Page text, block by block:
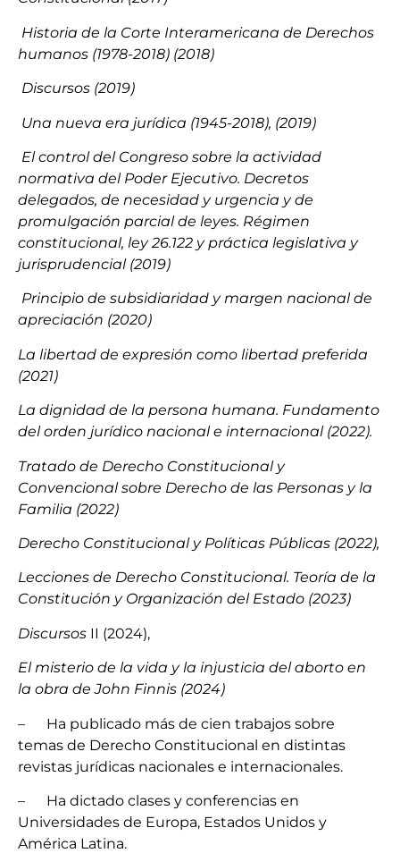
Historia de la Corte Interamericana de Derechos
humanos (1978-2018) (2018)
Discursos (2019)
Una nueva era jurídica (1945-2018), (2019)
El control del Congreso sobre la actividad
normativa del Poder Ejecutivo. Decretos
delegados, de necesidad y urgencia y de
promulgación parcial de leyes. Régimen
constitucional, ley 26.122 y práctica legislativa y
jurisprudencial (2019)
Principio de subsidiaridad y margen nacional de
apreciación (2020)
La libertad de expresión como libertad preferida
(2021)
La dignidad de la persona humana. Fundamento
del orden jurídico nacional e internacional (2022).
Tratado de Derecho Constitucional y
Convencional sobre Derecho de las Personas y la
Familia (2022)
Derecho Constitucional y Políticas Públicas (2022),
Lecciones de Derecho Constitucional. Teoría de la
Constitución y Organización del Estado (2023)
Discursos II (2024),
El misterio de la vida y la injusticia del aborto en
la obra de John Finnis (2024)
– Ha publicado más de cien trabajos sobre
temas de Derecho Constitucional en distintas
revistas jurídicas nacionales e internacionales.
– Ha dictado clases y conferencias en
Universidades de Europa, Estados Unidos y
América Latina.